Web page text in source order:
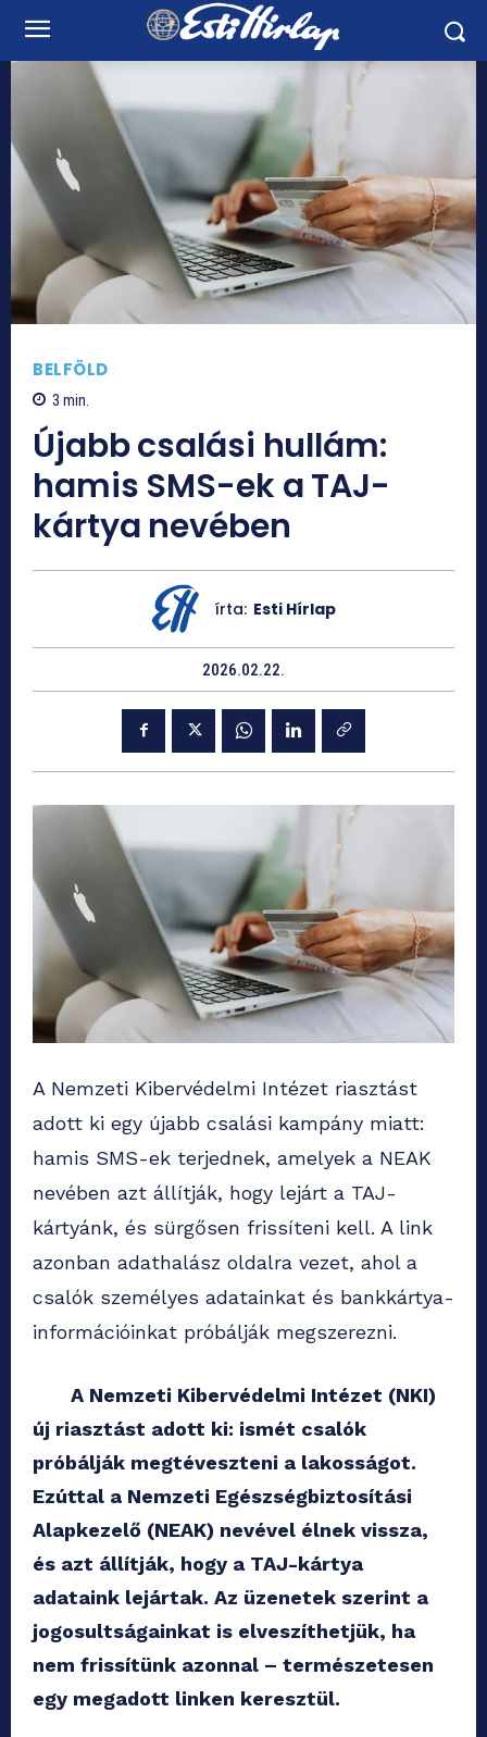
BELFÖLD
3 min.
Újabb csalási hullám:
hamis SMS-ek a TAJ-
kártya nevében
írta: Esti Hírlap
2026.02.22.
A Nemzeti Kibervédelmi Intézet riasztást
adott ki egy újabb csalási kampány miatt:
hamis SMS-ek terjednek, amelyek a NEAK
nevében azt állítják, hogy lejárt a TAJ-
kártyánk, és sürgősen frissíteni kell. A link
azonban adathalász oldalra vezet, ahol a
csalók személyes adatainkat és bankkártya-
információinkat próbálják megszerezni.
A Nemzeti Kibervédelmi Intézet (NKI)
új riasztást adott ki: ismét csalók
próbálják megtéveszteni a lakosságot.
Ezúttal a Nemzeti Egészségbiztosítási
Alapkezelő (NEAK) nevével élnek vissza,
és azt állítják, hogy a TAJ-kártya
adataink lejártak. Az üzenetek szerint a
jogosultságainkat is elveszíthetjük, ha
nem frissítünk azonnal – természetesen
egy megadott linken keresztül.